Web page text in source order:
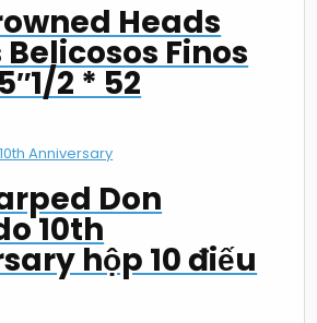
Heads
Finos
2 * 52
Don
10th
hộp 10 điếu